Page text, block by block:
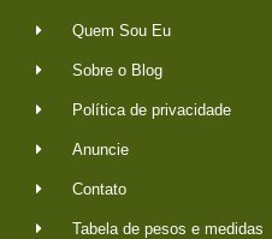
Quem Sou Eu
Sobre o Blog
Política de privacidade
Anuncie
Contato
Tabela de pesos e medidas